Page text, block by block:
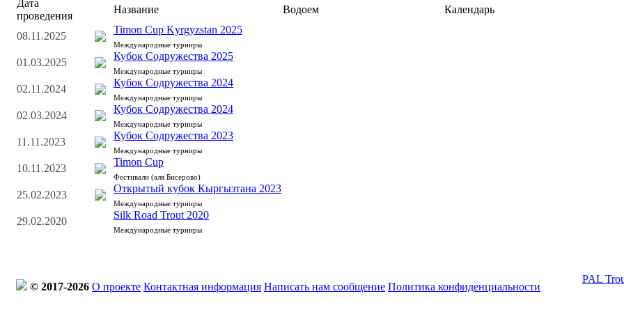
Дата
проведения
Название Водоем Календарь
08.11.2025
Timon Cup Kyrgyzstan 2025
Международные турниры
01.03.2025
Кубок Содружества 2025
Международные турниры
02.11.2024
Кубок Содружества 2024
Международные турниры
02.03.2024
Кубок Содружества 2024
Международные турниры
11.11.2023
Кубок Содружества 2023
Международные турниры
10.11.2023
Timon Cup
Фестивали (аля Бисерово)
25.02.2023
Открытый кубок Кыргызтана 2023
Международные турниры
29.02.2020
Silk Road Trout 2020
Международные турниры
© 2017-2026 О проекте Контактная информация Написать нам сообщение Политика конфиденциальности
PAL